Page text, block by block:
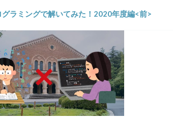
グラミングで解いてみた！2020年度編<前>